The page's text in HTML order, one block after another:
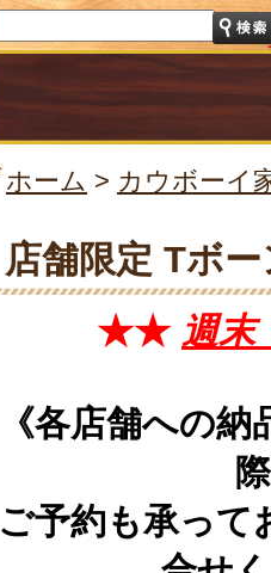
ホーム > カウボーイ
店舗限定 Tボ
★★ 週末
《各店舗への
ご予約も承って